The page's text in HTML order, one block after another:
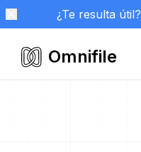
¿Te resulta útil?
Omnifile